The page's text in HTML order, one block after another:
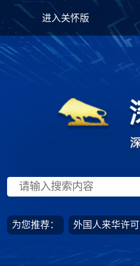
进入关怀版
为您推荐： 外国人来华许可